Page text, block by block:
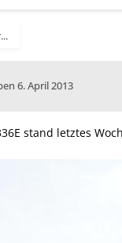
6. April 2013
stand letztes